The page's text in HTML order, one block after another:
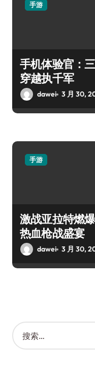
手游
手机体验官：
穿越执千军
dawei 3 月 30,
手游
激战亚拉特燃
热血枪战盛宴
dawei 3 月 30,
搜
索
：